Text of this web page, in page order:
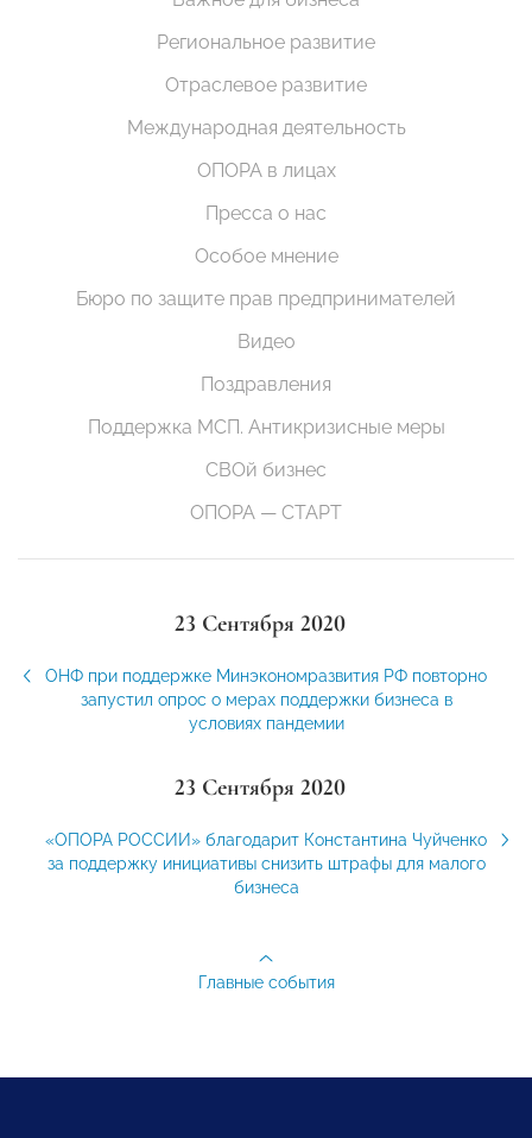
Региональное развитие
Отраслевое развитие
Международная деятельность
ОПОРА в лицах
Пресса о нас
Особое мнение
Бюро по защите прав предпринимателей
Видео
Поздравления
Поддержка МСП. Антикризисные меры
СВОй бизнес
ОПОРА — СТАРТ
23 Сентября 2020
ОНФ при поддержке Минэкономразвития РФ повторно
запустил опрос о мерах поддержки бизнеса в
условиях пандемии
23 Сентября 2020
«ОПОРА РОССИИ» благодарит Константина Чуйченко
за поддержку инициативы снизить штрафы для малого
бизнеса
Главные события